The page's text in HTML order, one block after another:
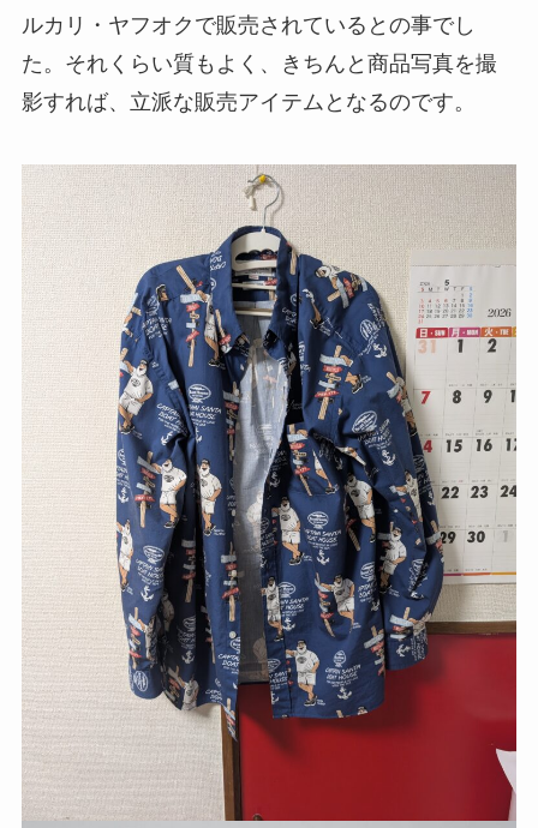
ルカリ・ヤフオクで販売されているとの事でし
た。それくらい質もよく、きちんと商品写真を撮
影すれば、立派な販売アイテムとなるのです。